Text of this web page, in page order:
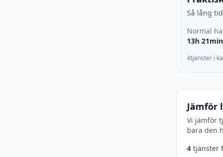
Så lång
Normal
13h 21min
4tjänster i
Jämför
Vi jämför
bara den
4 tjänster